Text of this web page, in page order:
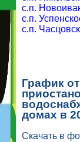
с.п.
с.п.
с.п.
График
домах в
Скачать в